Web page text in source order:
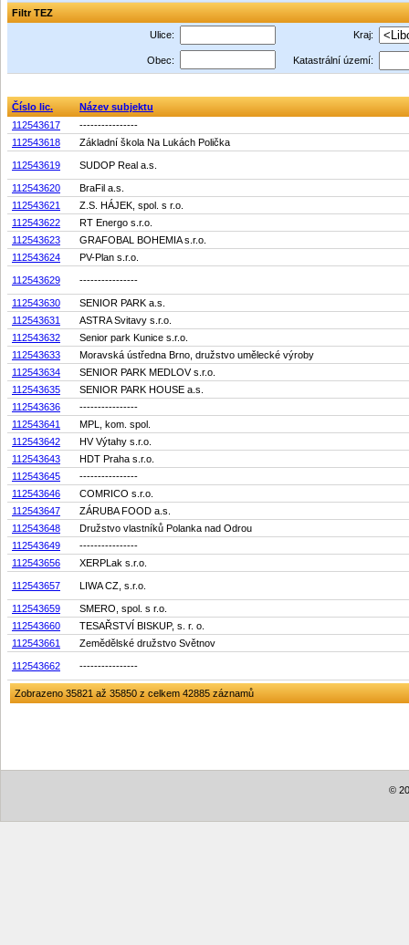
Filtr TEZ
Ulice:
Kraj:
Obec: Katastrální území:
Číslo lic.
Název subjektu
112543617
----------------
112543618
Základní škola Na Lukách Polička
112543619 SUDOP Real a.s.
112543620
BraFil a.s.
112543621
Z.S. HÁJEK, spol. s r.o.
112543622
RT Energo s.r.o.
112543623
GRAFOBAL BOHEMIA s.r.o.
112543624
PV-Plan s.r.o.
112543629 ----------------
112543630
SENIOR PARK a.s.
112543631
ASTRA Svitavy s.r.o.
112543632
Senior park Kunice s.r.o.
112543633
Moravská ústředna Brno, družstvo umělecké výroby
112543634
SENIOR PARK MEDLOV s.r.o.
112543635
SENIOR PARK HOUSE a.s.
112543636
----------------
112543641
MPL, kom. spol.
112543642
HV Výtahy s.r.o.
112543643
HDT Praha s.r.o.
112543645
----------------
112543646
COMRICO s.r.o.
112543647
ZÁRUBA FOOD a.s.
112543648
Družstvo vlastníků Polanka nad Odrou
112543649
----------------
112543656
XERPLak s.r.o.
112543657 LIWA CZ, s.r.o.
112543659
SMERO, spol. s r.o.
112543660
TESAŘSTVÍ BISKUP, s. r. o.
112543661
Zemědělské družstvo Světnov
112543662 ----------------
Zobrazeno 35821 až 35850 z celkem 42885 záznamů
©